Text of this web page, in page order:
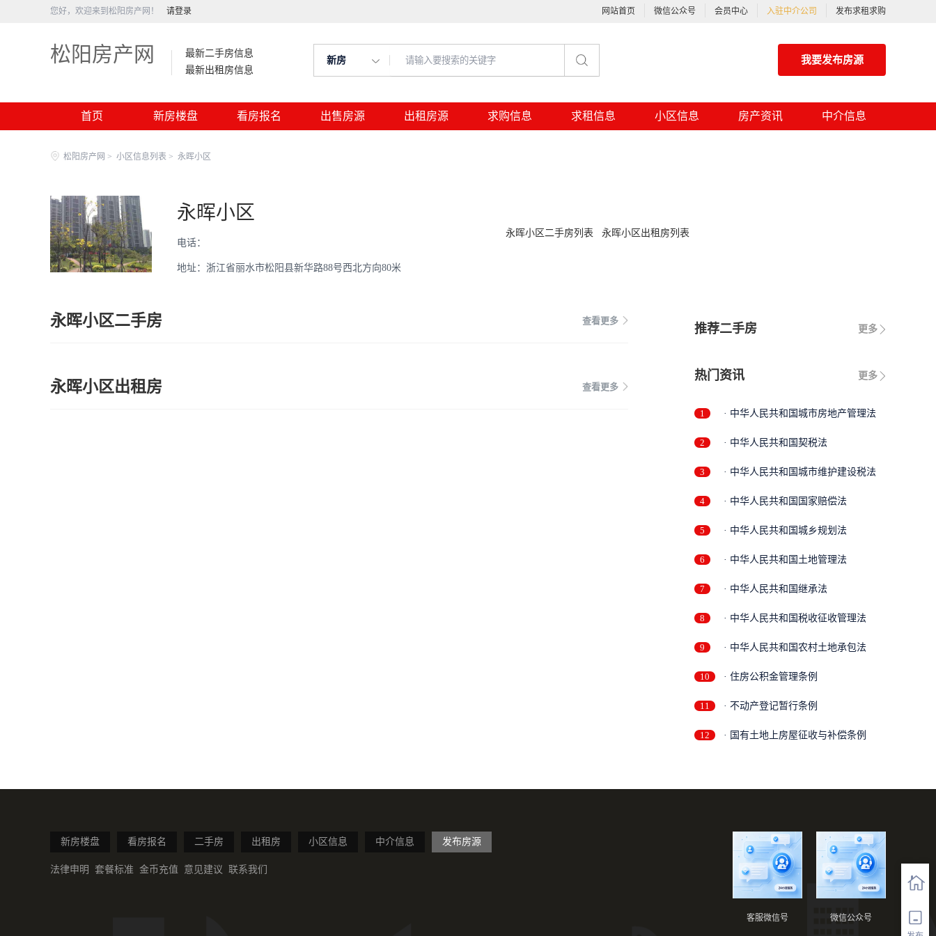
您好，欢迎来到松阳房产网！ 请登录 网站首页 微信公众号 会员中心 入驻中介公司 发布求租求购
松阳房产网
最新二手房信息
最新出租房信息
新房 我要发布房源
首页 新房楼盘 看房报名 出售房源 出租房源 求购信息 求租信息 小区信息 房产资讯 中介信息
松阳房产网 > 小区信息列表 > 永晖小区
永晖小区
电话：
地址：浙江省丽水市松阳县新华路88号西北方向80米
永晖小区二手房列表 永晖小区出租房列表
永晖小区二手房 查看更多
永晖小区出租房 查看更多
更多
推荐二手房
更多
热门资讯
1 · 中华人民共和国城市房地产管理法
2 · 中华人民共和国契税法
3 · 中华人民共和国城市维护建设税法
4 · 中华人民共和国国家赔偿法
5 · 中华人民共和国城乡规划法
6 · 中华人民共和国土地管理法
7 · 中华人民共和国继承法
8 · 中华人民共和国税收征收管理法
9 · 中华人民共和国农村土地承包法
10 · 住房公积金管理条例
11 · 不动产登记暂行条例
12 · 国有土地上房屋征收与补偿条例
新房楼盘 看房报名 二手房 出租房 小区信息 中介信息 发布房源
法律申明 套餐标准 金币充值 意见建议 联系我们
微信公众号
客服微信号